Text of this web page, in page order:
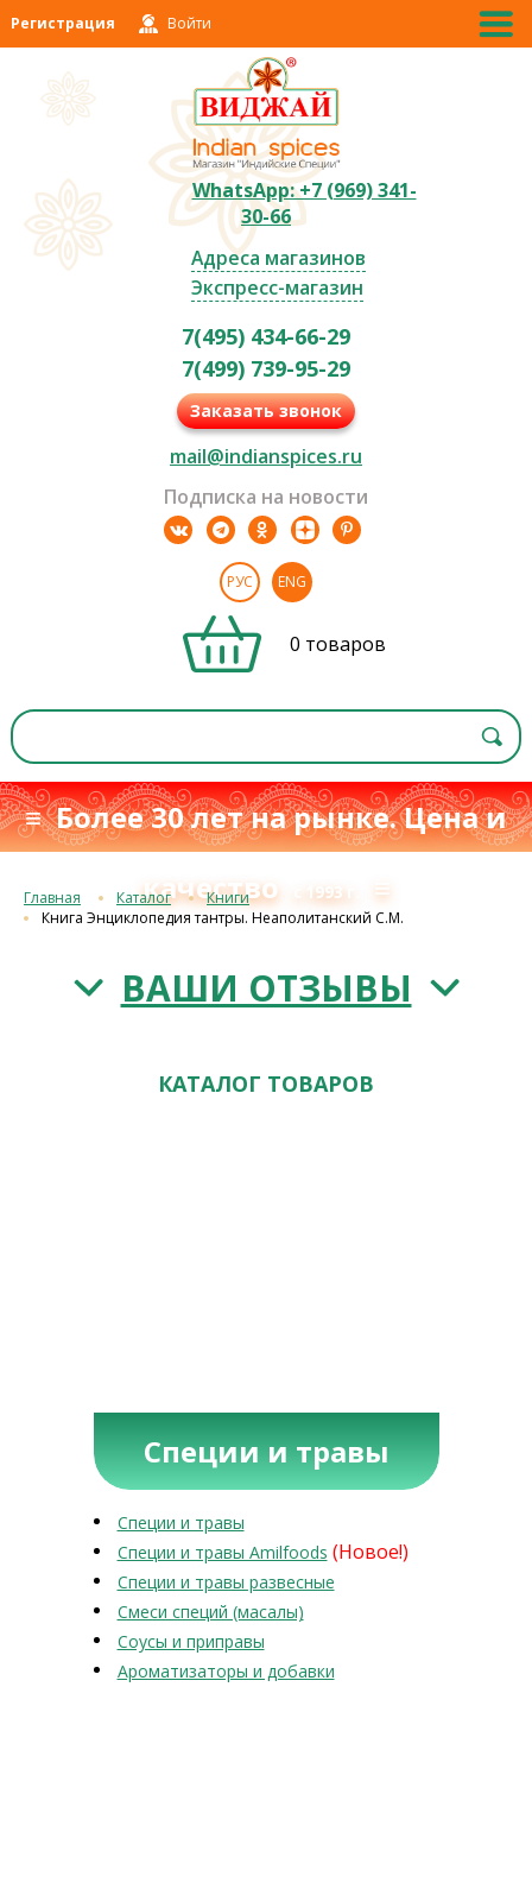
Регистрация Войти
WhatsApp: +7 (969) 341-
30-66
Адреса магазинов
Экспресс-магазин
7(495) 434-66-29
7(499) 739-95-29
Заказать звонок
mail@indianspices.ru
Подписка на новости
РУС ENG
0 товаров
≡ Более 30 лет на рынке. Цена и
качество
с 1993 г. ≡
Главная Каталог
Книги
Книга Энциклопедия тантры. Неаполитанский С.М.
ВАШИ ОТЗЫВЫ
КАТАЛОГ ТОВАРОВ
Специи и травы
Специи и травы
Специи и травы Amilfoods (Новое!)
Специи и травы развесные
Смеси специй (масалы)
Соусы и приправы
Ароматизаторы и добавки